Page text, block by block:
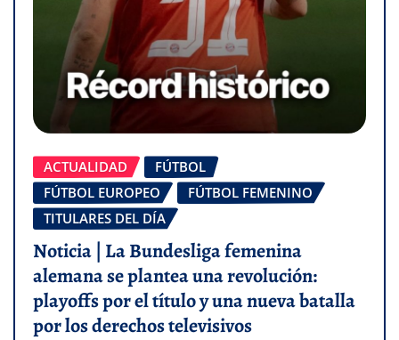
ACTUALIDAD
FÚTBOL
FÚTBOL EUROPEO
FÚTBOL FEMENINO
TITULARES DEL DÍA
Noticia | La Bundesliga femenina
alemana se plantea una revolución:
playoffs por el título y una nueva batalla
por los derechos televisivos